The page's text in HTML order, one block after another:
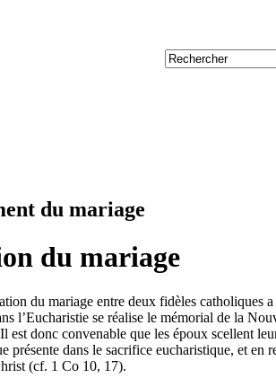
du mariage
du mariage
du mariage entre deux fidèles catholiques
l’Eucharistie se réalise le mémorial de la
donc convenable que les époux scellent
présente dans le sacrifice eucharistique, et
(cf. 1 Co 10, 17).